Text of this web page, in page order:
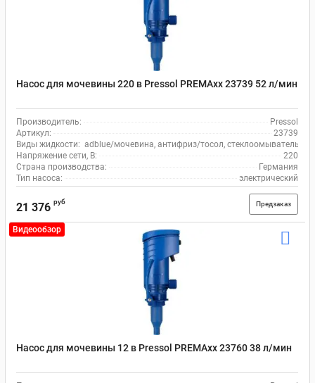
Насос для мочевины 220 в Pressol PREMAxx 23739 52 л/мин
Производитель:
Pressol
Артикул:
23739
Виды жидкости: adblue/мочевина, антифриз/тосол, стеклоомыватель,
Напряжение сети, В:
220
Страна производства:
Германия
Тип насоса:
электрический
21 376 руб Предзаказ
Видеообзор
Насос для мочевины 12 в Pressol PREMAxx 23760 38 л/мин